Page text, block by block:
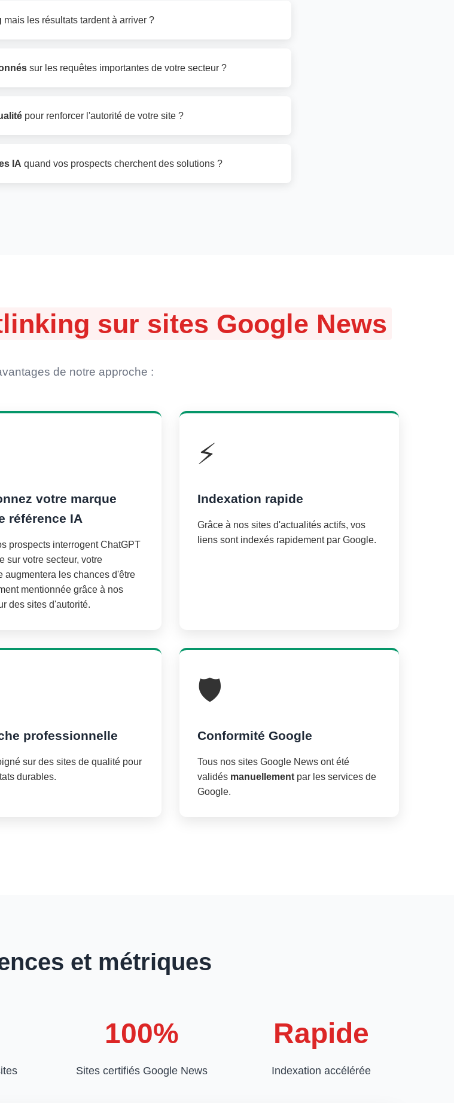
mais les résultats tardent à arriver ?
sur les requêtes importantes de votre secteur ?
pour renforcer l'autorité de votre site ?
IA quand vos prospects cherchent des solutions ?
sur sites Google News
de notre approche :
votre marque
référence IA
prospects interrogent ChatGPT
sur votre secteur, votre
augmentera les chances d'être
mentionnée grâce à nos
des sites d'autorité.
⚡
Indexation rapide
Grâce à nos sites d'actualités actifs, vos
liens sont indexés rapidement par Google.
professionnelle
sur des sites de qualité pour
durables.
🛡️
Conformité Google
Tous nos sites Google News ont été
validés manuellement par les services de
Google.
et métriques
100%
Sites certifiés Google News
Rapide
Indexation accélérée